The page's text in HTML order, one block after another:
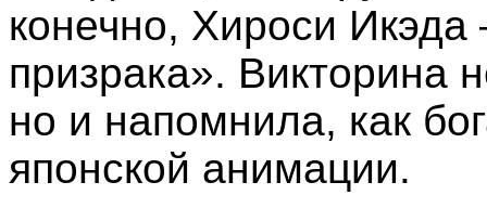
конечно, Хироси
призрака». Викторина
но и напомнила, как
японской анимации.